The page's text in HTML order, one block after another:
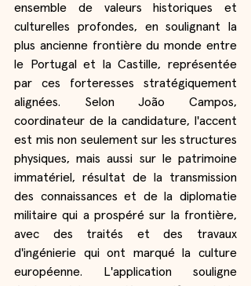
ensemble de valeurs historiques et
culturelles profondes, en soulignant la
plus ancienne frontière du monde entre
le Portugal et la Castille, représentée
par ces forteresses stratégiquement
alignées. Selon João Campos,
coordinateur de la candidature, l'accent
est mis non seulement sur les structures
physiques, mais aussi sur le patrimoine
immatériel, résultat de la transmission
des connaissances et de la diplomatie
militaire qui a prospéré sur la frontière,
avec des traités et des travaux
d'ingénierie qui ont marqué la culture
européenne. L'application souligne